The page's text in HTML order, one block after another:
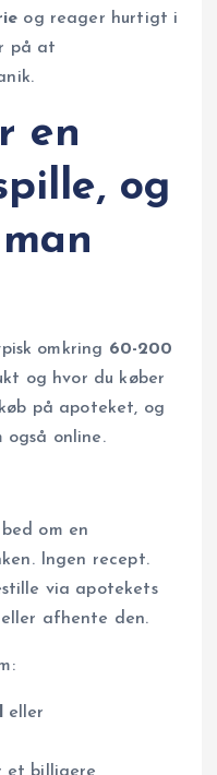
og reager hurtigt i
på at
en
og
omkring 60-200
og hvor du køber
på apoteket, og
online.
om en
Ingen recept.
via apotekets
afhente den.
eller
et billigere